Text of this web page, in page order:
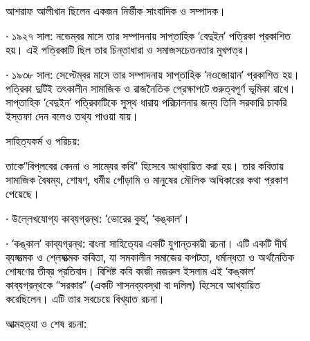
আশরাফ আলীখান ছিলেন একজন নির্ভীক সাংবাদিক ও সম্পাদক।
· ১৯২৭ সাল: নভেম্বর মাসে তার সম্পাদনায় সাপ্তাহিক ‘বেদুইন’ পত্রিকা প্রকাশিত
হয়। এই পত্রিকাটি ছিল তার চিন্তাধারা ও সমাজসচেতনতার মুখপত্র।
· ১৯৩৮ সাল: সেপ্টেম্বর মাসে তার সম্পাদনায় সাপ্তাহিক ‘নওজোয়ান’ প্রকাশিত হয়।
পত্রিকা দুটিই তৎকালীন সামাজিক ও রাজনৈতিক প্রেক্ষাপটে গুরুত্বপূর্ণ ভূমিকা রাখে।
সাপ্তাহিক ‘বেদুইন’ পত্রিকাটিকে সুস্থ ধারায় পরিচালনার জন্য তিনি সরকারি চাকরি
ইস্তফা দেন বলেও তথ্য পাওয়া যায়।
সাহিত্যকর্ম ও পরিচয়:
তাকে”বিপ্লবের বেদনা ও সাম্যের কবি” হিসেবে আখ্যায়িত করা হয়। তার কবিতায়
সামাজিক বৈষম্য, শোষণ, ধর্মীয় গোঁড়ামি ও মানুষের মৌলিক অধিকারের কথা প্রকাশ
পেয়েছে।
· উল্লেখযোগ্য কাব্যগ্রন্থ: ‘ভোরের কুহু’, ‘কঙ্কাল’।
· ‘কঙ্কাল’ কাব্যগ্রন্থ: বাংলা সাহিত্যের একটি যুগান্তকারী রচনা। এটি একটি দীর্ঘ
ব্যঙ্গাত্মক ও শ্লেষাত্মক কবিতা, যা সমকালীন সমাজের কপটতা, ধর্মান্ধতা ও অর্থনৈতিক
শোষণের তীব্র প্রতিবাদ। বিশিষ্ট কবি কাজী নজরুল ইসলাম এই ‘কঙ্কাল’
কাব্যগ্রন্থকে “সরকার” (একটি শাসনব্যবস্থা বা দলিল) হিসেবে আখ্যায়িত
করেছিলেন। এটি তার সবচেয়ে বিখ্যাত রচনা।
আত্মহত্যা ও শেষ রচনা: